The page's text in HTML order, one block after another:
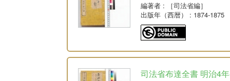
編著者 : ［司法省編］
出版年（西暦）
: 1874-1875
司法省布達全書 明治4